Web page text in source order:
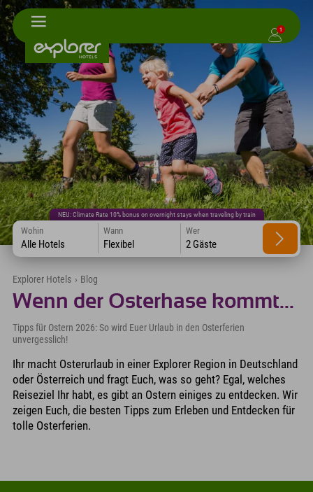
1
NEU: Climate Rate 10% bonus on overnight stays when traveling by train
Wohin
Alle Hotels
Wann
Flexibel
Wer
2 Gäste
Explorer Hotels › Blog
Wenn der Osterhase kommt...
Tipps für Ostern 2026: So wird Euer Urlaub in den Osterferien
unvergesslich!
Ihr macht Osterurlaub in einer Explorer Region in Deutschland
oder Österreich und fragt Euch, was so geht? Egal, welches
Reiseziel Ihr habt, es gibt an Ostern einiges zu entdecken. Wir
zeigen Euch, die besten Tipps zum Erleben und Entdecken für
tolle Osterferien.